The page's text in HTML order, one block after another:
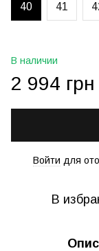
40 41
В наличии
2 994 грн
Войти для
В